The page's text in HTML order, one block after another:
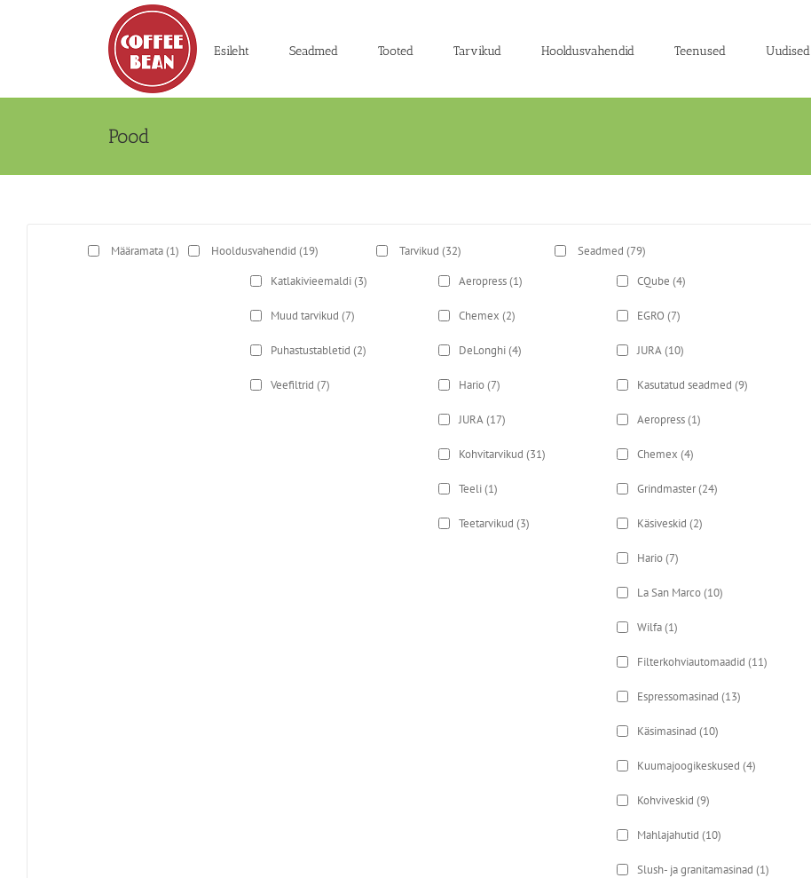
Esileht Seadmed Tooted Tarvikud Hooldusvahendid Teenused Uudised
Pood
Määramata(1) Hooldusvahendid (19)
Katlakivieemaldi(3)
Muud tarvikud (7)
Puhastustabletid (2)
Veefiltrid (7)
Tarvikud (32)
Aeropress(1)
Chemex (2)
DeLonghi(4)
Hario(7)
JURA(17)
Kohvitarvikud (31)
Teeli(1)
Teetarvikud (3)
Seadmed (79)
CQube (4)
EGRO (7)
JURA(10)
Kasutatud seadmed (9)
Aeropress(1)
Chemex (4)
Grindmaster(24)
Käsiveskid (2)
Hario(7)
La San Marco(10)
Wilfa(1)
Filterkohviautomaadid (11)
Espressomasinad (13)
Käsimasinad (10)
Kuumajoogikeskused (4)
Kohviveskid (9)
Mahlajahutid (10)
Slush- ja granitamasinad (1)